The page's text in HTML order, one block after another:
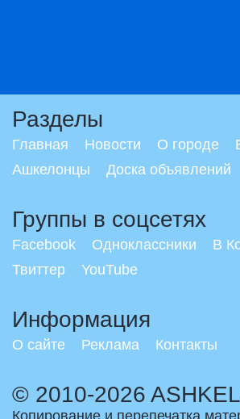
Разделы
Главная Новости О городе
Ашкелонцы
Доска объявлений
Группы в соцсетях
Facebook Одноклассники
В
Твиттер
YouTube
Информация
О сайте Реклама Контакты
© 2010-2026
Копирование и перепечатка